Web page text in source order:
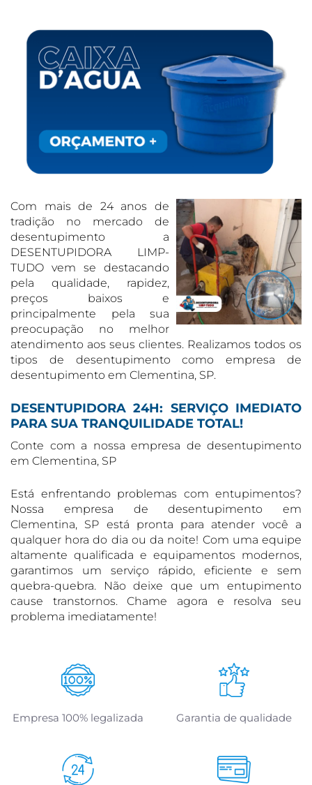
Com mais de 24 anos de
tradição no mercado de
desentupimento a
DESENTUPIDORA LIMP-
TUDO vem se destacando
pela qualidade, rapidez,
preços baixos e
principalmente pela sua
preocupação no melhor
atendimento aos seus clientes. Realizamos todos os
tipos de desentupimento como empresa de
desentupimento em Clementina, SP.
DESENTUPIDORA 24H: SERVIÇO IMEDIATO
PARA SUA TRANQUILIDADE TOTAL!
Conte com a nossa empresa de desentupimento
em Clementina, SP
Está enfrentando problemas com entupimentos?
Nossa empresa de desentupimento em
Clementina, SP está pronta para atender você a
qualquer hora do dia ou da noite! Com uma equipe
altamente qualificada e equipamentos modernos,
garantimos um serviço rápido, eficiente e sem
quebra-quebra. Não deixe que um entupimento
cause transtornos. Chame agora e resolva seu
problema imediatamente!
Empresa 100% legalizada Garantia de qualidade